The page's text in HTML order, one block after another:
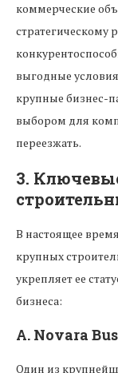
коммерческие
стратегическому
выгодные
крупные бизнес-
выбором для
переезжать.
3.
В настоящее
крупных
укрепляет ее
бизнеса:
A. Novara
Один из